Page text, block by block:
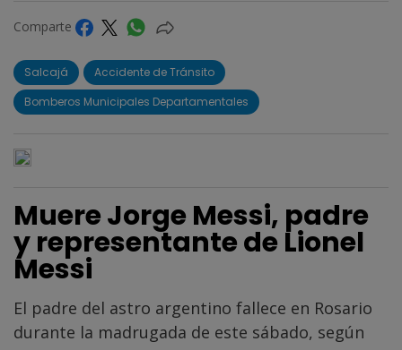
Comparte
Salcajá
Accidente de Tránsito
Bomberos Municipales Departamentales
Muere Jorge Messi, padre
y representante de Lionel
Messi
El padre del astro argentino fallece en Rosario
durante la madrugada de este sábado, según